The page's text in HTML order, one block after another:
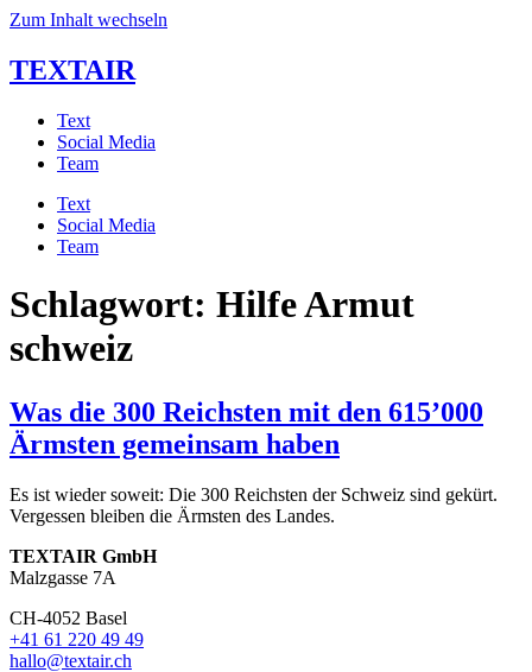
Zum Inhalt wechseln
TEXTAIR
Text
Social Media
Team
Text
Social Media
Team
Schlagwort: Hilfe Armut
schweiz
Was die 300 Reichsten mit den 615’000
Ärmsten gemeinsam haben
Es ist wieder soweit: Die 300 Reichsten der Schweiz sind gekürt.
Vergessen bleiben die Ärmsten des Landes.
TEXTAIR GmbH
Malzgasse 7A
CH-4052 Basel
+41 61 220 49 49
hallo@textair.ch